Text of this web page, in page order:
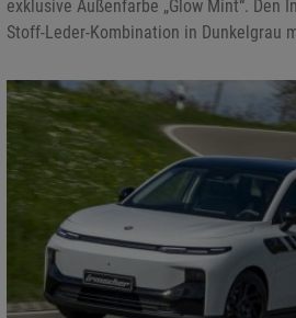
exklusive Außenfarbe „Glow Mint“. Den
Stoff-Leder-Kombination in Dunkelgrau